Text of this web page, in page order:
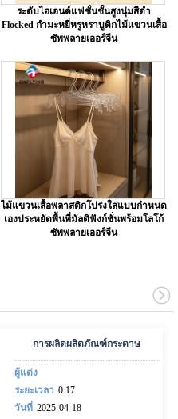
ระดับไฮเอนด์แฟชั่นชั้นสูงนุ่มสีดำ
Flocked กำมะหยี่หรูหราบูติกไม้แขวนเสื้อ
ซัพพลายเออร์จีน
ไม้แขวนเสื้อพลาสติกโปร่งใสแบบกำหนด
เองประหยัดพื้นที่มัลติฟังก์ชั่นพร้อมโลโก้
ซัพพลายเออร์จีน
การผลิตผลิตภัณฑ์กระดาษ
ผู้แต่ง
ระยะเวลา 0:17
วันที่ 2025-04-18